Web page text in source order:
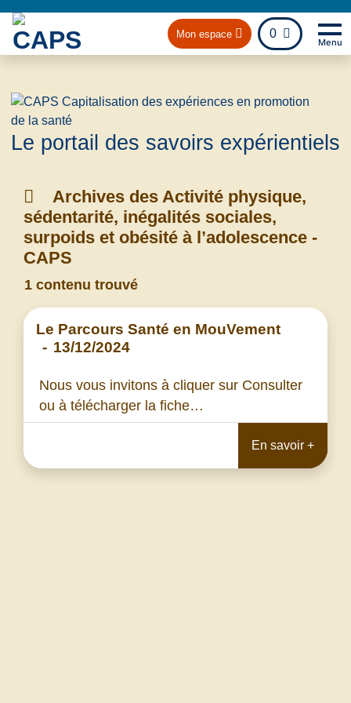
Mon espace 0
fichier
Menu
Le portail des savoirs expérientiels
Archives des Activité physique,
sédentarité, inégalités sociales,
surpoids et obésité à l’adolescence -
CAPS
1 contenu trouvé
Le Parcours Santé en MouVement
- 13/12/2024
Nous vous invitons à cliquer sur Consulter
ou à télécharger la fiche…
En savoir +